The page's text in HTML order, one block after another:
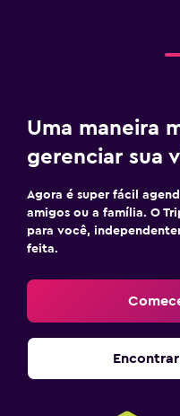
Uma maneira
gerenciar sua
Agora é super fácil
amigos ou a família. O
para você,
feita.